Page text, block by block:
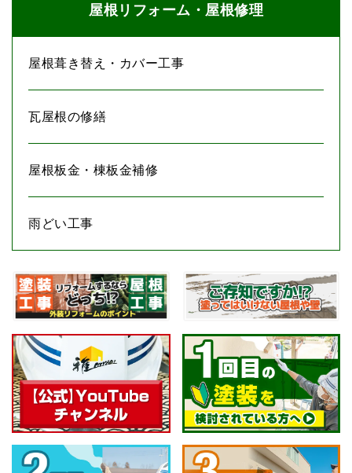
あるよ、っていうことを伝えてあげたいです。 自
分の居場所を見つけられなくて、 くすぶっている
職人の晴れ舞台を雅で作ってあげたい。 丁寧な仕
細な仕事をしたいのにやらせてもらえないような、
工事の予算やら工期やら社風やらの色々な制限があ
って、 そんなミスマッチが起こっている現場でく
に思えるような 晴れ舞台を用意できます。」 以
上の会社としての理念や、 私の想いに共感して頂
ける塗装職人の方は、 ぜひ株式会社雅で共に働い
ていきましょう。 ＊ ちなみに、株式会社雅が
思う 新入社員さんの理想のイメージをお伝え
しますね。 〇 株式会社雅を「くすぶっている職
人の晴れ舞台」にしたいという想いに 共感し
てくれる人 ＜愛・信頼・絆＞という経営理念
のもと、 「仲間を大切にする会社でありた
い」という想いに共感してくれる人 ＝愛のあ
る職人さん 〇 若い・礼儀正しい・元気がある・
素直で向上心がある 〇 見た目はチャラチャラし
屋根リフォーム・屋根修理
屋根葺き替え・カバー工事
瓦屋根の修繕
屋根板金・棟板金補修
雨どい工事